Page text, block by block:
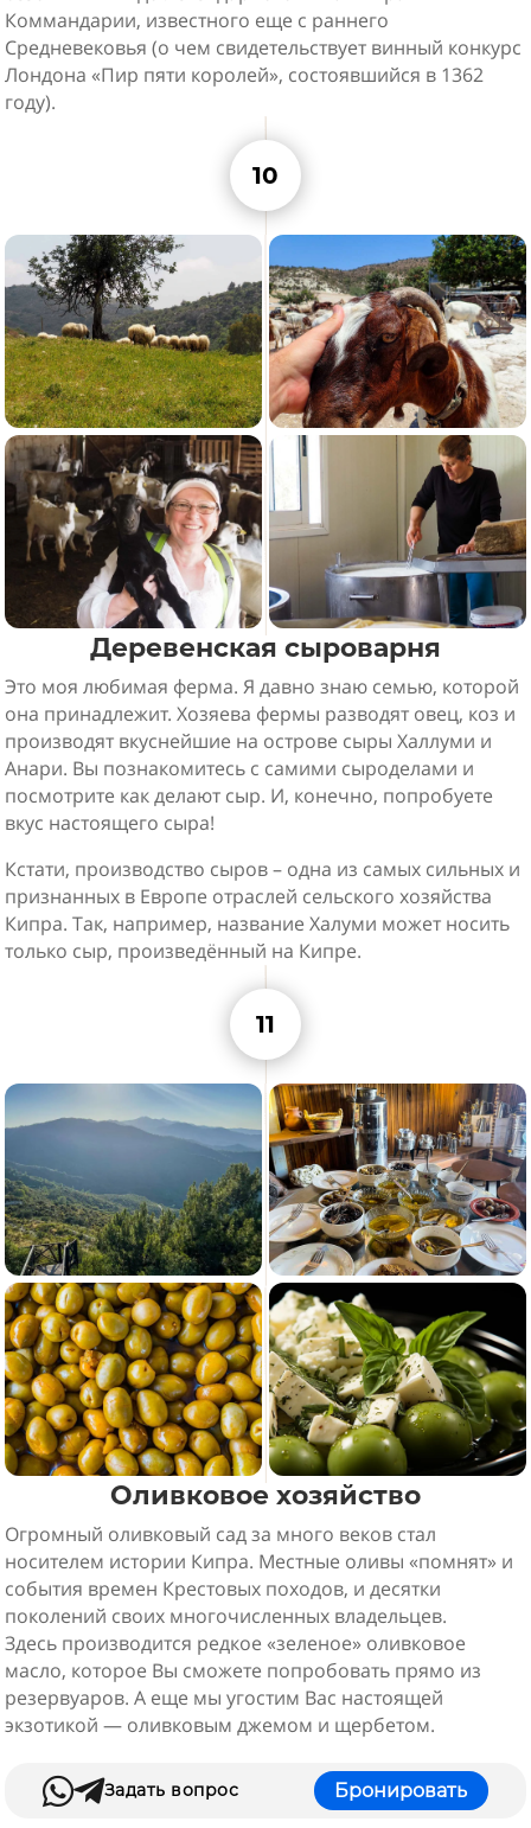
Коммандарии, известного еще с раннего
Средневековья (о чем свидетельствует винный конкурс
Лондона «Пир пяти королей», состоявшийся в 1362
году).
10
Деревенская сыроварня
Это моя любимая ферма. Я давно знаю семью, которой
она принадлежит. Хозяева фермы разводят овец, коз и
производят вкуснейшие на острове сыры Халлуми и
Анари. Вы познакомитесь с самими сыроделами и
посмотрите как делают сыр. И, конечно, попробуете
вкус настоящего сыра!
Кстати, производство сыров – одна из самых сильных и
признанных в Европе отраслей сельского хозяйства
Кипра. Так, например, название Халуми может носить
только сыр, произведённый на Кипре.
11
Оливковое хозяйство
Огромный оливковый сад за много веков стал
носителем истории Кипра. Местные оливы «помнят» и
события времен Крестовых походов, и десятки
поколений своих многочисленных владельцев.
Здесь производится редкое «зеленое» оливковое
масло, которое Вы сможете попробовать прямо из
резервуаров. А еще мы угостим Вас настоящей
экзотикой — оливковым джемом и щербетом.
Бронировать
Задать вопрос